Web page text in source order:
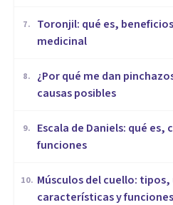
7.
Toronjil: qué es,
medicinal
8.
¿Por qué me dan
causas posibles
9.
Escala de Daniels: qué
funciones
10. Músculos del cuello:
características y funciones